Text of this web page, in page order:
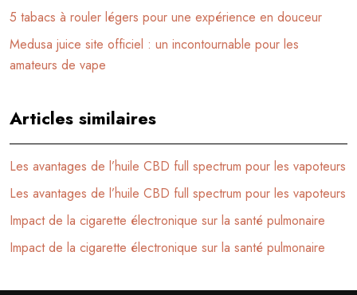
5 tabacs à rouler légers pour une expérience en douceur
Medusa juice site officiel : un incontournable pour les
amateurs de vape
Articles similaires
Les avantages de l’huile CBD full spectrum pour les vapoteurs
Les avantages de l’huile CBD full spectrum pour les vapoteurs
Impact de la cigarette électronique sur la santé pulmonaire
Impact de la cigarette électronique sur la santé pulmonaire